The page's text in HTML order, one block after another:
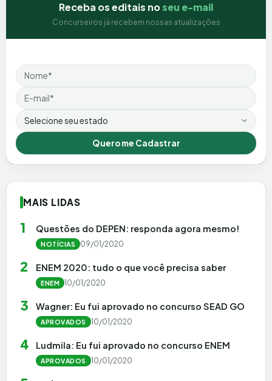
Receba os editais noseu e-mail
Concurseiros já recebem nossas atualizações
Nome
Email
Estado
Quero me Cadastrar
MAIS LIDAS
1 Questões do DEPEN: responda agora mesmo!
NOTÍCIAS 09/01/2020
2 ENEM 2020: tudo o que você precisa saber
ENEM 10/01/2020
3 Wagner: Eu fui aprovado no concurso SEAD GO
APROVADOS 10/01/2020
4 Ludmila: Eu fui aprovado no concurso ENEM
APROVADOS 10/01/2020